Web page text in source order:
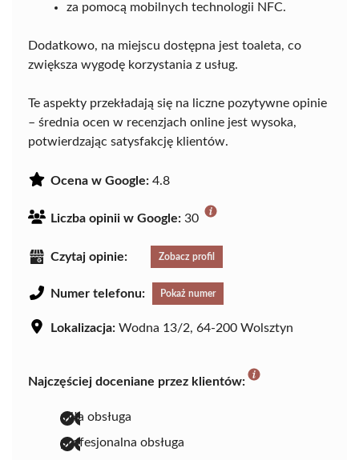
za pomocą mobilnych technologii NFC.
Dodatkowo, na miejscu dostępna jest toaleta, co
zwiększa wygodę korzystania z usług.
Te aspekty przekładają się na liczne pozytywne opinie
– średnia ocen w recenzjach online jest wysoka,
potwierdzając satysfakcję klientów.
Ocena w Google: 4.8
Liczba opinii w Google: 30
Czytaj opinie: Zobacz profil
Numer telefonu: Pokaż numer
Lokalizacja: Wodna 13/2, 64-200 Wolsztyn
Najczęściej doceniane przez klientów:
miła obsługa
profesjonalna obsługa